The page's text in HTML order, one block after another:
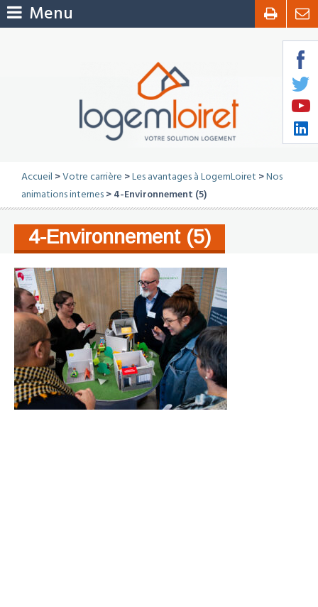
Menu
Accueil >Votre carrière >Les avantages à LogemLoiret >Nos
animations internes > 4-Environnement (5)
4-Environnement (5)